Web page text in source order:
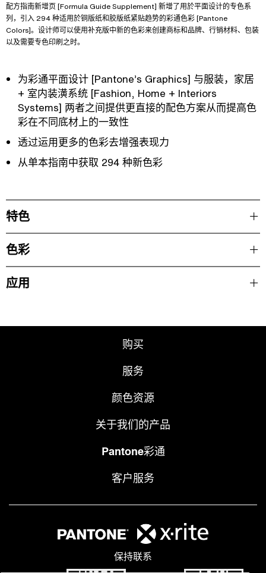
配方指南新增页 [Formula Guide Supplement] 新增了用於平面设计的专色系
列，引入 294 种适用於铜版纸和胶版纸紧贴趋势的彩通色彩 [Pantone
Colors]。设计师可以使用补充版中新的色彩来创建商标和品牌、行销材料、包装
以及需要专色印刷之时。
为彩通平面设计 [Pantone’s Graphics] 与服装，家居
+ 室内装潢系统 [Fashion, Home + Interiors
Systems] 两者之间提供更直接的配色方案从而提高色
彩在不同底材上的一致性
透过运用更多的色彩去增强表现力
从单本指南中获取 294 种新色彩
特色
色彩
应用
购买
服务
颜色资源
关于我们的产品
Pantone彩通
客户服务
保持联系